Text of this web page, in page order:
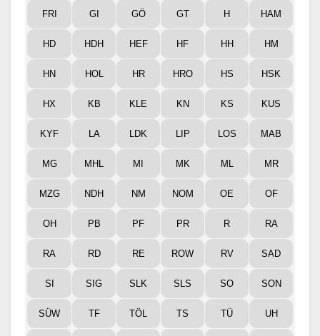
FRI GI GÖ GT H HAM
HD HDH HEF HF HH HM
HN HOL HR HRO HS HSK
HX KB KLE KN KS KUS
KYF LA LDK LIP LOS MAB
MG MHL MI MK ML MR
MZG NDH NM NOM OE OF
OH PB PF PR R RA
RA RD RE ROW RV SAD
SI SIG SLK SLS SO SON
SÜW TF TÖL TS TÜ UH